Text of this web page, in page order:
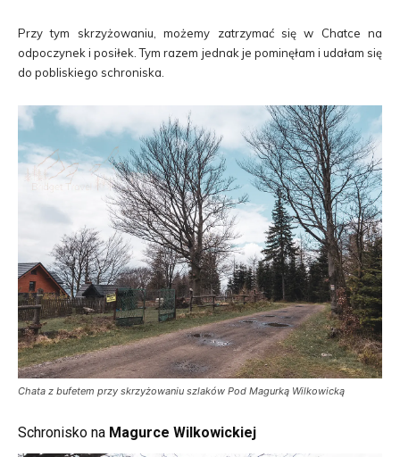
Przy tym skrzyżowaniu, możemy zatrzymać się w Chatce na
odpoczynek i posiłek. Tym razem jednak je pominęłam i udałam się
do pobliskiego schroniska.
Chata z bufetem przy skrzyżowaniu szlaków Pod Magurką Wilkowicką
Schronisko na Magurce Wilkowickiej